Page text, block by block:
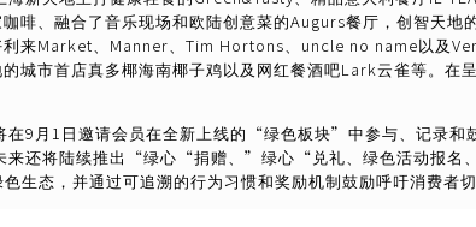
啡、融合了音乐现场和欧陆创意菜的Augurs餐厅，创智天地
来Market、Manner、Tim Hortons、uncle no name以及
城市首店真多椰海南椰子鸡以及网红餐酒吧Lark云雀等。在
在9月1日邀请会员在全新上线的“绿色板块”中参与、记录
还将陆续推出“绿心“捐赠、”绿心“兑礼、绿色活动报名、
生态，并通过可追溯的行为习惯和奖励机制鼓励呼吁消费者